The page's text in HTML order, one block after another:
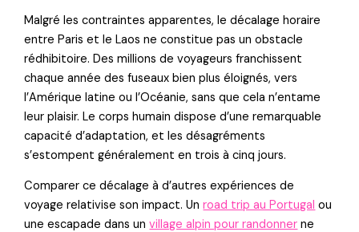
Malgré les contraintes apparentes, le décalage horaire
entre Paris et le Laos ne constitue pas un obstacle
rédhibitoire. Des millions de voyageurs franchissent
chaque année des fuseaux bien plus éloignés, vers
l’Amérique latine ou l’Océanie, sans que cela n’entame
leur plaisir. Le corps humain dispose d’une remarquable
capacité d’adaptation, et les désagréments
s’estompent généralement en trois à cinq jours.
Comparer ce décalage à d’autres expériences de
voyage relativise son impact. Unroad trip au Portugal ou
une escapade dans unvillage alpin pour randonner ne